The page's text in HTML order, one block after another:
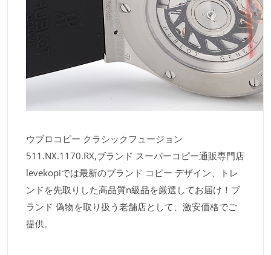
ウブロコピー クラシックフュージョン
511.NX.1170.RX,ブランド スーパーコピー通販専門店
levekopiでは最新のブランド コピー デザイン、トレ
ンドを先取りした高品質n級品を厳選してお届け！ブ
ランド 偽物を取り扱う老舗店として、激安価格でご
提供。